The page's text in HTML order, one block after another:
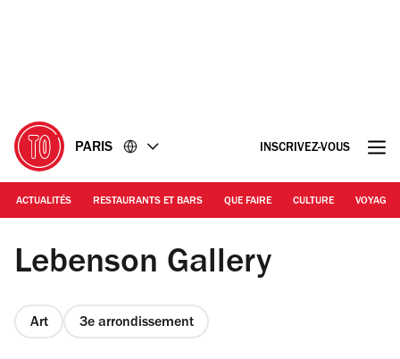
PARIS INSCRIVEZ-VOUS
ACTUALITÉS RESTAURANTS ET BARS QUE FAIRE CULTURE VOYAGE
Courtesy de la Lebenson Gallery
Lebenson Gallery
Art 3e arrondissement